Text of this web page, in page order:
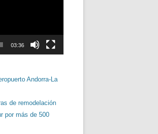
03:36
Andorra-La
de remodelación
por más de 500